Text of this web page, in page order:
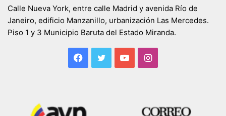
Calle Nueva York, entre calle Madrid y avenida Río de
Janeiro, edificio Manzanillo, urbanización Las Mercedes.
Piso 1 y 3 Municipio Baruta del Estado Miranda.
Facebook
TwitterYouTubeInstagram